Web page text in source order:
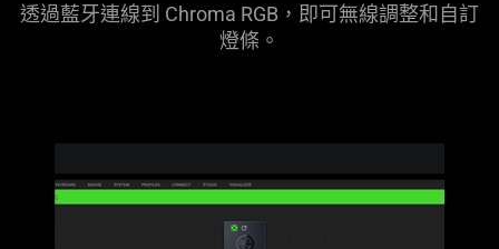
透過藍牙連線到 Chroma RGB，即可無線調整和自訂
燈條。